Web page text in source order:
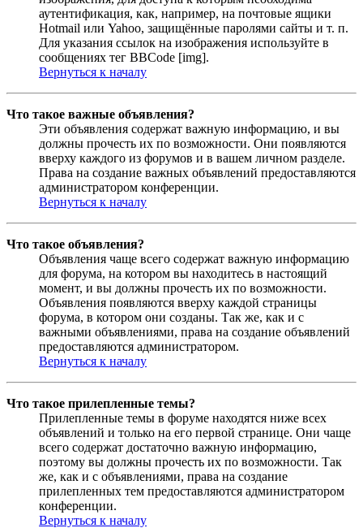
аутентификация, как, например, на почтовые ящики
Hotmail или Yahoo, защищённые паролями сайты и т. п.
Для указания ссылок на изображения используйте в
сообщениях тег BBCode [img].
Вернуться к началу
Что такое важные объявления?
Эти объявления содержат важную информацию, и вы
должны прочесть их по возможности. Они появляются
вверху каждого из форумов и в вашем личном разделе.
Права на создание важных объявлений предоставляются
администратором конференции.
Вернуться к началу
Что такое объявления?
Объявления чаще всего содержат важную информацию
для форума, на котором вы находитесь в настоящий
момент, и вы должны прочесть их по возможности.
Объявления появляются вверху каждой страницы
форума, в котором они созданы. Так же, как и с
важными объявлениями, права на создание объявлений
предоставляются администратором.
Вернуться к началу
Что такое прилепленные темы?
Прилепленные темы в форуме находятся ниже всех
объявлений и только на его первой странице. Они чаще
всего содержат достаточно важную информацию,
поэтому вы должны прочесть их по возможности. Так
же, как и с объявлениями, права на создание
прилепленных тем предоставляются администратором
конференции.
Вернуться к началу